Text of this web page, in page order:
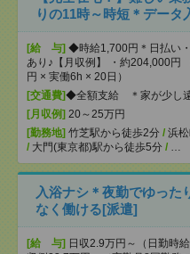
りの11時～時短＊データ
[給 与] ◆時給1,700円＊日払い
あり♪【月収例】 ・約204,000円
円 × 実働6h × 20日）
[交通費]◆全額支給 ＊家が少し遠
[月収例] 20～25万円
[勤務地] 竹芝駅から徒歩2分 / 浜
/ 大門(東京都)駅から徒歩5分 /
入浴ナシ＊夜勤でゆった
なく働ける[派遣]
[給 与] 日収2.9万円～（日勤時